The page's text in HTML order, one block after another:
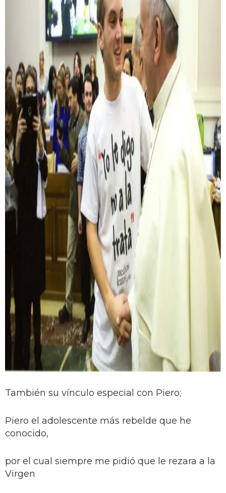
También su vínculo especial con Piero;
Piero el adolescente más rebelde que he
conocido,
por el cual siempre me pidió que le rezara a la
Virgen